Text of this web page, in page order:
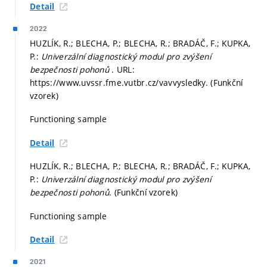
Detail
2022
HUZLÍK, R.; BLECHA, P.; BLECHA, R.; BRADÁČ, F.; KUPKA,
P.: Univerzální diagnostický modul pro zvýšení
bezpečnosti pohonů . URL:
https://www.uvssr.fme.vutbr.cz/vavvysledky. (Funkční
vzorek)
Functioning sample
Detail
HUZLÍK, R.; BLECHA, P.; BLECHA, R.; BRADÁČ, F.; KUPKA,
P.: Univerzální diagnostický modul pro zvýšení
bezpečnosti pohonů. (Funkční vzorek)
Functioning sample
Detail
2021